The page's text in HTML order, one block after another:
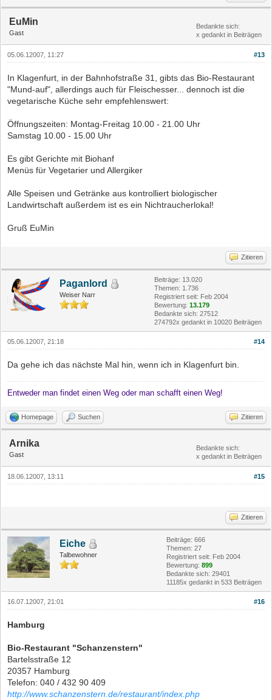
EuMin
Gast
Bedankte sich:
x gedankt in Beiträgen
#13
05.06.12007, 11:27
In Klagenfurt, in der Bahnhofstraße 31, gibts das Bio-Restaurant
"Mund-auf", allerdings auch für Fleischesser... dennoch ist die
vegetarische Küche sehr empfehlenswert:
Öffnungszeiten: Montag-Freitag 10.00 - 21.00 Uhr
Samstag 10.00 - 15.00 Uhr
Es gibt Gerichte mit Biohanf
Menüs für Vegetarier und Allergiker
Alle Speisen und Getränke aus kontrolliert biologischer
Landwirtschaft außerdem ist es ein Nichtraucherlokal!
Gruß EuMin
Zitieren
Paganlord
Weiser Narr
Beiträge: 13.020
Themen: 1.736
Registriert seit: Feb 2004
Bewertung: 13.179
Bedankte sich: 27512
274792x gedankt in 10020 Beiträgen
#14
05.06.12007, 21:18
Da gehe ich das nächste Mal hin, wenn ich in Klagenfurt bin.
Entweder man findet einen Weg oder man schafft einen Weg!
Homepage Suchen Zitieren
Arnika
Gast
Bedankte sich:
x gedankt in Beiträgen
#15
18.06.12007, 13:11
Zitieren
Eiche
Talbewohner
Beiträge: 666
Themen: 27
Registriert seit: Feb 2004
Bewertung: 899
Bedankte sich: 29401
11185x gedankt in 533 Beiträgen
#16
16.07.12007, 21:01
Hamburg
Bio-Restaurant "Schanzenstern"
Bartelsstraße 12
20357 Hamburg
Telefon: 040 / 432 90 409
http://www.schanzenstern.de/restaurant/index.php